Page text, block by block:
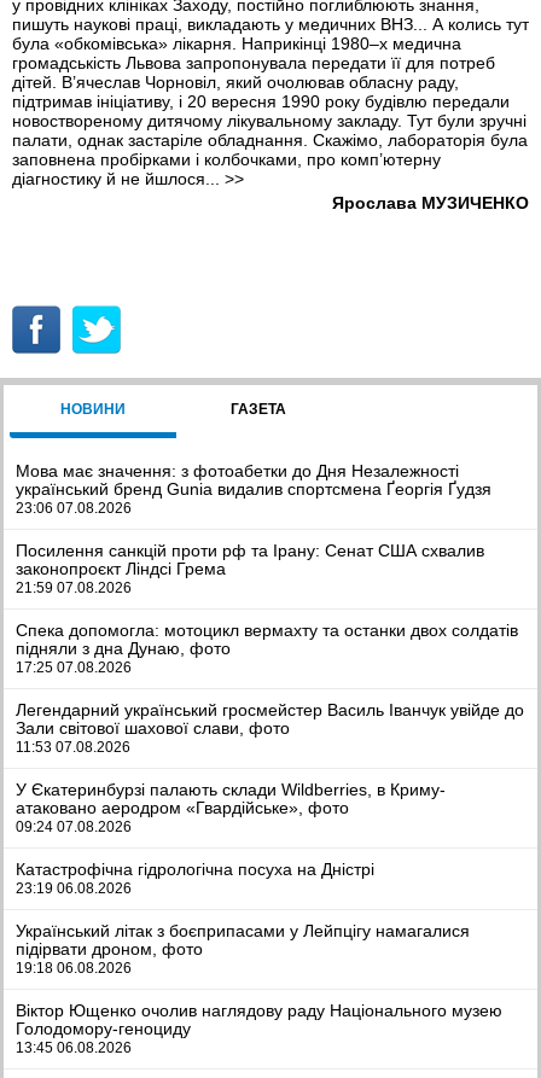
у провідних клініках Заходу, постійно поглиблюють знання,
пишуть наукові праці, викладають у медичних ВНЗ... А колись тут
була «обкомівська» лікарня. Наприкінці 1980–х медична
громадськість Львова запропонувала передати її для потреб
дітей. В’ячеслав Чорновіл, який очолював обласну раду,
підтримав ініціативу, і 20 вересня 1990 року будівлю передали
новоствореному дитячому лікувальному закладу. Тут були зручні
палати, однак застаріле обладнання. Скажімо, лабораторія була
заповнена пробірками і колбочками, про комп’ютерну
діагностику й не йшлося... >>
Ярослава МУЗИЧЕНКО
НОВИНИ ГАЗЕТА
Мова має значення: з фотоабетки до Дня Незалежності
український бренд Gunia видалив спортсмена Ґеоргія Ґудзя
23:06 07.08.2026
Посилення санкцій проти рф та Ірану: Сенат США схвалив
законопроєкт Ліндсі Грема
21:59 07.08.2026
Спека допомогла: мотоцикл вермахту та останки двох солдатів
підняли з дна Дунаю, фото
17:25 07.08.2026
Легендарний український гросмейстер Василь Іванчук увійде до
Зали світової шахової слави, фото
11:53 07.08.2026
У Єкатеринбурзі палають склади Wildberries, в Криму-
атаковано аеродром «Гвардійське», фото
09:24 07.08.2026
Катастрофічна гідрологічна посуха на Дністрі
23:19 06.08.2026
Український літак з боєприпасами у Лейпцігу намагалися
підірвати дроном, фото
19:18 06.08.2026
Віктор Ющенко очолив наглядову раду Національного музею
Голодомору-геноциду
13:45 06.08.2026